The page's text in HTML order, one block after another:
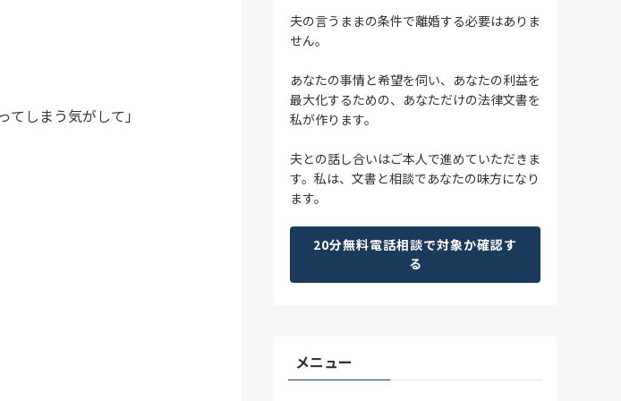
しまう気がして」
夫の言うままの条件で離婚する必要はありま
せん。
あなたの事情と希望を伺い、あなたの利益を
最大化するための、あなただけの法律文書を
私が作ります。
夫との話し合いはご本人で進めていただきま
す。私は、文書と相談であなたの味方になり
ます。
20分無料電話相談で対象か確認す
る
メニュー